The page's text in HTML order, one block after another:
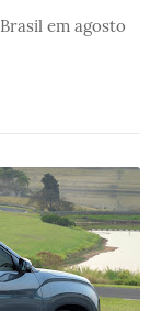
em agosto